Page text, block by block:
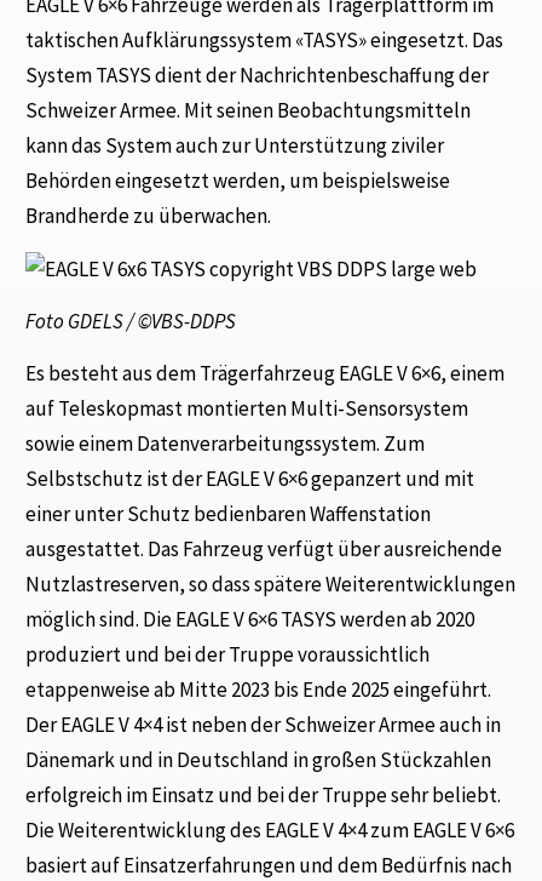
taktischen Aufklärungssystem «TASYS» eingesetzt. Das
System TASYS dient der Nachrichtenbeschaffung der
Schweizer Armee. Mit seinen Beobachtungsmitteln
kann das System auch zur Unterstützung ziviler
Behörden eingesetzt werden, um beispielsweise
Brandherde zu überwachen.
Foto GDELS / ©VBS-DDPS
Es besteht aus dem Trägerfahrzeug EAGLE V 6×6, einem
auf Teleskopmast montierten Multi-Sensorsystem
sowie einem Datenverarbeitungssystem. Zum
Selbstschutz ist der EAGLE V 6×6 gepanzert und mit
einer unter Schutz bedienbaren Waffenstation
ausgestattet. Das Fahrzeug verfügt über ausreichende
Nutzlastreserven, so dass spätere Weiterentwicklungen
möglich sind. Die EAGLE V 6×6 TASYS werden ab 2020
produziert und bei der Truppe voraussichtlich
etappenweise ab Mitte 2023 bis Ende 2025 eingeführt.
Der EAGLE V 4×4 ist neben der Schweizer Armee auch in
Dänemark und in Deutschland in großen Stückzahlen
erfolgreich im Einsatz und bei der Truppe sehr beliebt.
Die Weiterentwicklung des EAGLE V 4×4 zum EAGLE V 6×6
basiert auf Einsatzerfahrungen und dem Bedürfnis nach